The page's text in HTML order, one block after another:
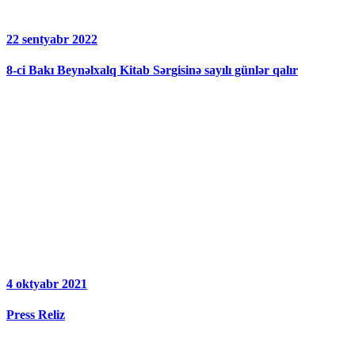
22 sentyabr 2022
8-ci Bakı Beynəlxalq Kitab Sərgisinə sayılı günlər qalır
4 oktyabr 2021
Press Reliz